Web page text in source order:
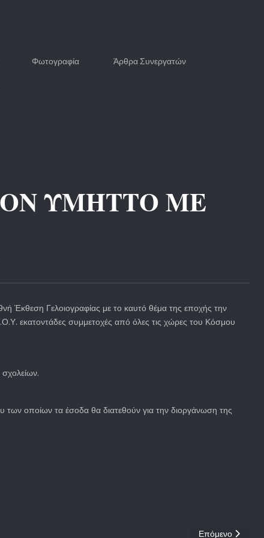
Φωτογραφία Άρθρα Συνεργατών
ΥΜΗΤΤΟ ΜΕ
Έκθεση Γελοιογραφίας με το καυτό θέμα της εποχής την
εκατοντάδες συμμετοχές από όλες τις χώρες του Κόσμου
σχολείων.
των οποίων τα έσοδα θα διατεθούν για την διοργάνωση της
Επόμενο άρθρο:
Επόμενο